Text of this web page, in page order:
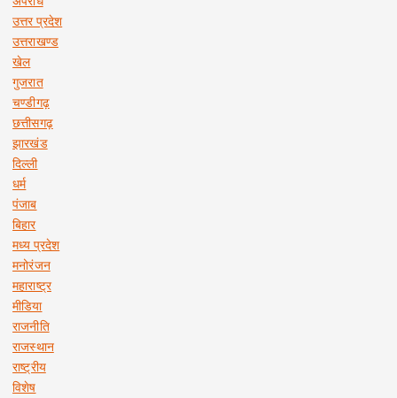
उत्तर प्रदेश
उत्तराखण्ड
खेल
गुजरात
चण्डीगढ़
छत्तीसगढ़
झारखंड
दिल्ली
धर्म
पंजाब
बिहार
मध्य प्रदेश
मनोरंजन
महाराष्ट्र
मीडिया
राजनीति
राजस्थान
राष्ट्रीय
विशेष